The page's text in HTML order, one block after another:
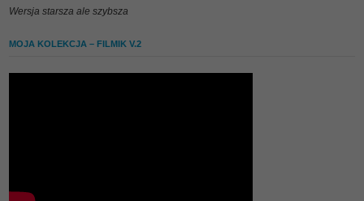
Wersja starsza ale szybsza
MOJA KOLEKCJA – FILMIK V.2